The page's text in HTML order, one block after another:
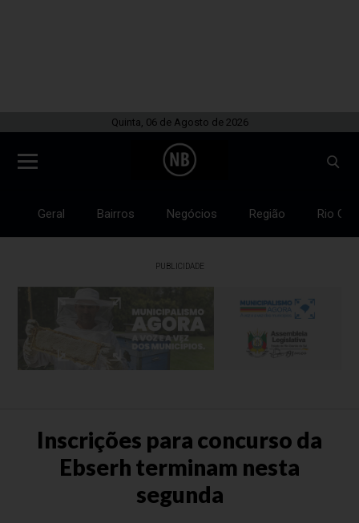
Quinta, 06 de Agosto de 2026
Geral Bairros Negócios Região Rio
PUBLICIDADE
Inscrições para concurso da
Ebserh terminam nesta
segunda